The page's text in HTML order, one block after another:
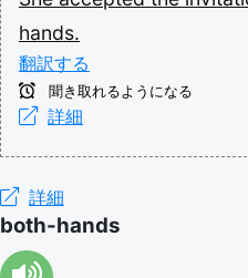
hands.
翻訳する
聞き取れるようになる
詳細
詳細
both-hands